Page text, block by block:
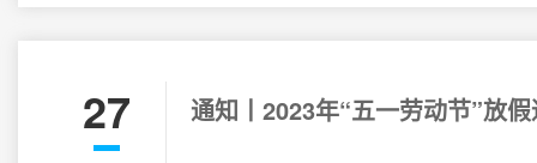
27 通知丨2023年“五一劳动节”放